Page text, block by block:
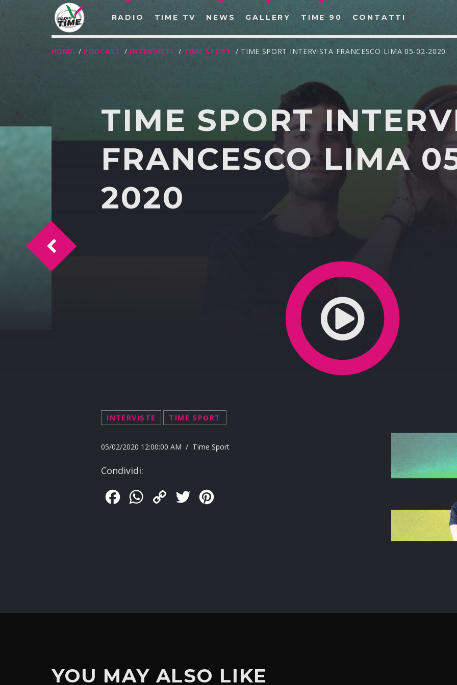
RADIO TIME TV NEWS GALLERY TIME 90 CONTATTI
CERCA NEL SITO WEB:
HOME / PODCAST / INTERVISTE / TIME SPORT / TIME SPORT INTERVISTA FRANCESCO LIMA 05-02-2020
TIME SPORT
FRANCESCO LIMA
2020
INTERVISTE TIME SPORT
05/02/2020 12:00:00 AM / Time Sport
Condividi:
FacebookWhatsApp
Copy
Twitter
Time Sport Intervista Francesco Lima 19-02-2020
YOU MAY ALSO LIKE